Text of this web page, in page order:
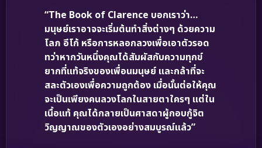
“The Book of Clarence บอกเราว่า…
มนุษย์เราอาจจะเริ่มต้นทำสิ่งต่างๆ ด้วยความ
โลภ อีโก้ หรือการหลอกลวงเพื่อเอาตัวรอด
ทว่าหากวันหนึ่งคุณได้สัมผัสกับความทุกข์
ยากที่แท้จริงของเพื่อนมนุษย์ และกล้าที่จะ
สละตัวเองเพื่อความถูกต้อง เมื่อนั้นต่อให้คุณ
จะเป็นเพียงคนลวงโลกในสายตาใครๆ แต่ใน
เนื้อแท้ คุณได้กลายเป็นศาสดาผู้กอบกู้จิต
วิญญาณของตัวเองอย่างสมบูรณ์แล้ว”